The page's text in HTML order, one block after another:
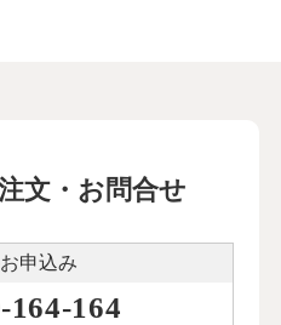
文・お問合せ
申込み
164-164